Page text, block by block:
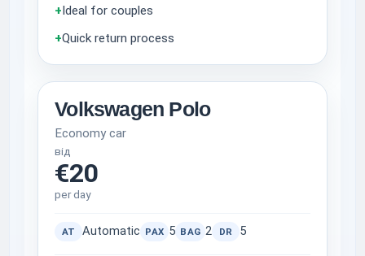
+Ideal for couples
+Quick return process
Volkswagen Polo
Economy car
від
€20
per day
AT Automatic PAX 5 BAG 2 DR 5